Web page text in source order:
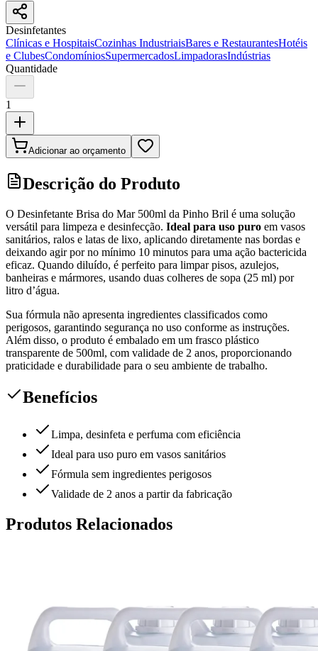
Desinfetantes
Clínicas e HospitaisCozinhas IndustriaisBares e RestaurantesHotéis
e ClubesCondomíniosSupermercadosLimpadorasIndústrias
Quantidade
1
Adicionar ao orçamento
Descrição do Produto
O Desinfetante Brisa do Mar 500ml da Pinho Bril é uma solução
versátil para limpeza e desinfecção. Ideal para uso puro em vasos
sanitários, ralos e latas de lixo, aplicando diretamente nas bordas e
deixando agir por no mínimo 10 minutos para uma ação bactericida
eficaz. Quando diluído, é perfeito para limpar pisos, azulejos,
banheiras e mármores, usando duas colheres de sopa (25 ml) por
litro d’água.
Sua fórmula não apresenta ingredientes classificados como
perigosos, garantindo segurança no uso conforme as instruções.
Além disso, o produto é embalado em um frasco plástico
transparente de 500ml, com validade de 2 anos, proporcionando
praticidade e durabilidade para o seu ambiente de trabalho.
Benefícios
Limpa, desinfeta e perfuma com eficiência
Ideal para uso puro em vasos sanitários
Fórmula sem ingredientes perigosos
Validade de 2 anos a partir da fabricação
Produtos Relacionados